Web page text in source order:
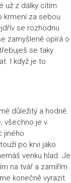
už z dálky cítím
krmení za sebou.
se rozhodnu
zamyšleně opírá o
se taky
I když je to
důležitý a hodně.
všechno je v
jiného
po krvi jako
venku hlad. Je
na tvář a zamířím
konečně vyrazit.